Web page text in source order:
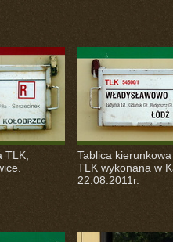
TLK,
Tablica
TLKwykonana w
22.08.2011r.